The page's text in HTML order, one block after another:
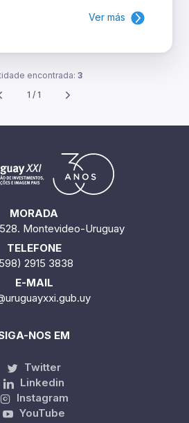
Ver más
encontrada: 3
1 / 1
MORADA
Montevideo-Uruguay
TELEFONE
2915 3838
E-MAIL
NOS EM
Twitter
Linkedin
Instagram
YouTube